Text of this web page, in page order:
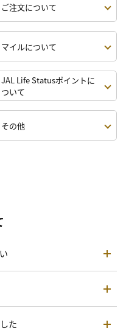
ご注文について
マイルについて
JAL Life Statusポイントに
ついて
その他
た